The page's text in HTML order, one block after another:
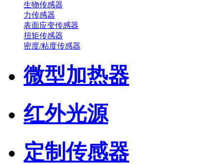
生物传感器
力传感器
表面应变传感器
扭矩传感器
密度/粘度传感器
微型加热器
红外光源
定制传感器